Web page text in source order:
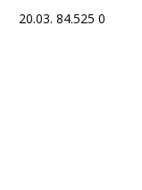
20.03. 84.525 0